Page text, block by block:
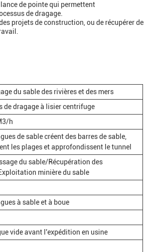
de pointe qui permettent
de dragage.
projets de construction, ou de récupérer
du sable des rivières et des mers
de dragage à lisier centrifuge
h
de sable créent des barres de sable,
les plages et approfondissent le tunnel
du sable/Récupération des
minière du sable
à sable et à boue
vide avant l'expédition en usine